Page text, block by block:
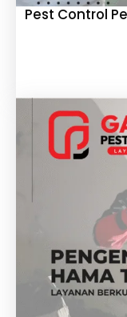
Pest Control